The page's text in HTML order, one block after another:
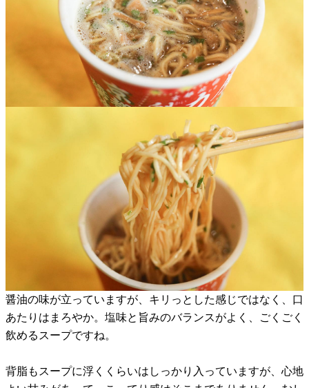
醤油の味が立っていますが、キリっとした感じではなく、口
あたりはまろやか。塩味と旨みのバランスがよく、ごくごく
飲めるスープですね。
背脂もスープに浮くくらいはしっかり入っていますが、心地